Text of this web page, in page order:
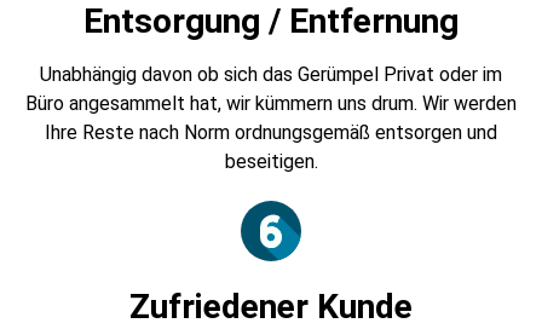
Entsorgung / Entfernung
Unabhängig davon ob sich das Gerümpel Privat oder im
Büro angesammelt hat, wir kümmern uns drum. Wir werden
Ihre Reste nach Norm ordnungsgemäß entsorgen und
beseitigen.
Zufriedener Kunde